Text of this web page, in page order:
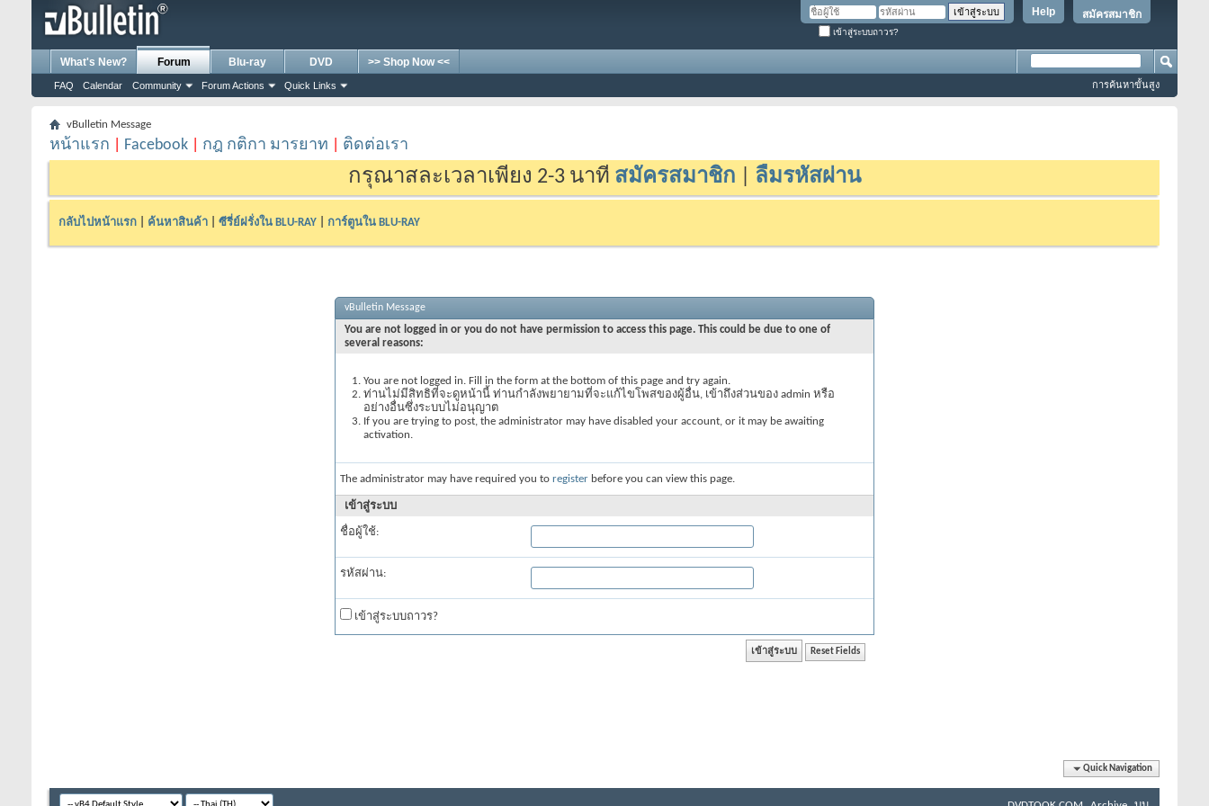
สมัครสมาชิก
Help
เข้าสู่ระบบถาวร?
What's New? Forum
FAQ Calendar Community Forum Actions Quick Links
Blu-ray DVD >> Shop Now <<
การค้นหาขั้นสูง
vBulletin Message
หน้าแรก Facebook กฎ กติกา มารยาท ติดต่อเรา
กรุณาสละเวลาเพียง 2-3 นาที สมัครสมาชิก ลืมรหัสผ่าน
กลับไปหน้าแรก ค้นหาสินค้า ซีรี่ย์ฝรั่งใน BLU-RAY การ์ตูนใน BLU-RAY
vBulletin Message
You are not logged in or you do not have permission to access this page. This could be due to one of
several reasons:
You are not logged in. Fill in the form at the bottom of this page and try again.
ท่านไม่มีสิทธิที่จะดูหน้านี้ ท่านกำลังพยายามที่จะแก้ไขโพสของผู้อื่น, เข้าถึงส่วนของ admin หรือ
อย่างอื่นซึ่งระบบไม่อนุญาต
If you are trying to post, the administrator may have disabled your account, or it may be awaiting
activation.
The administrator may have required you to register before you can view this page.
เข้าสู่ระบบ
ชื่อผู้ใช้:
รหัสผ่าน:
เข้าสู่ระบบถาวร?
Quick Navigation